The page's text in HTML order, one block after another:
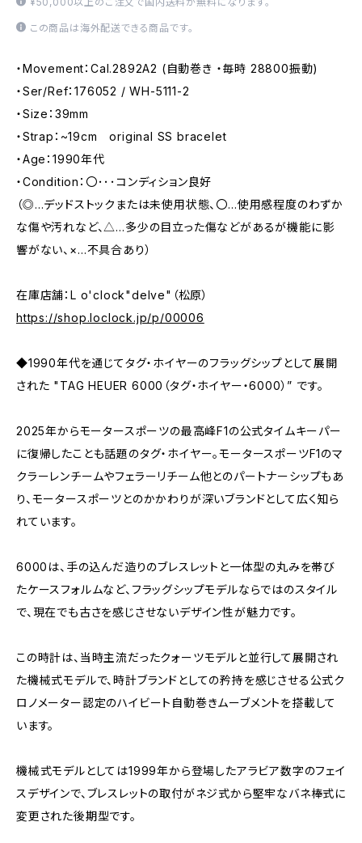
この商品は海外配送できる商品です。
・Movement：Cal.2892A2 (自動巻き ・毎時 28800振動)
・Ser/Ref：176052 / WH-5111-2
・Size：39mm
・Strap：~19cm original SS bracelet
・Age：1990年代
・Condition：〇･･･コンディション良好
（◎…デッドストックまたは未使用状態、〇…使用感程度のわずか
な傷や汚れなど、△…多少の目立った傷などがあるが機能に影
響がない、×…不具合あり）
在庫店舗：L o'clock"delve"（松原）
https://shop.loclock.jp/p/00006
◆1990年代を通じてタグ・ホイヤーのフラッグシップとして展開
された "TAG HEUER 6000（タグ・ホイヤー・6000）” です。
2025年からモータースポーツの最高峰F1の公式タイムキーパー
に復帰したことも話題のタグ・ホイヤー。モータースポーツF1のマ
クラーレンチームやフェラーリチーム他とのパートナーシップもあ
り、モータースポーツとのかかわりが深いブランドとして広く知ら
れています。
6000は、手の込んだ造りのブレスレットと一体型の丸みを帯び
たケースフォルムなど、フラッグシップモデルならではのスタイル
で、現在でも古さを感じさせないデザイン性が魅力です。
この時計は、当時主流だったクォーツモデルと並行して展開され
た機械式モデルで、時計ブランドとしての矜持を感じさせる公式ク
ロノメーター認定のハイビート自動巻きムーブメントを搭載して
います。
機械式モデルとしては1999年から登場したアラビア数字のフェイ
スデザインで、ブレスレットの取付がネジ式から堅牢なバネ棒式に
変更された後期型です。